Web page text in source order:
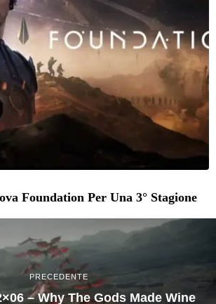
Foundation Per Una 3° Stagione
PRECEDENTE
– Why The Gods Made Wine